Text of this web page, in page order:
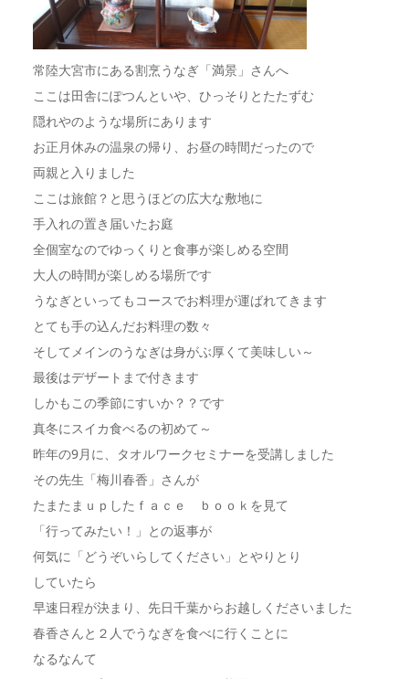
常陸大宮市にある割烹うなぎ「満景」さんへ
ここは田舎にぽつんといや、ひっそりとたたずむ
隠れやのような場所にあります
お正月休みの温泉の帰り、お昼の時間だったので
両親と入りました
ここは旅館？と思うほどの広大な敷地に
手入れの置き届いたお庭
全個室なのでゆっくりと食事が楽しめる空間
大人の時間が楽しめる場所です
うなぎといってもコースでお料理が運ばれてきます
とても手の込んだお料理の数々
そしてメインのうなぎは身がぶ厚くて美味しい～
最後はデザートまで付きます
しかもこの季節にすいか？？です
真冬にスイカ食べるの初めて～
昨年の9月に、タオルワークセミナーを受講しました
その先生「梅川春香」さんが
たまたまｕｐしたｆａｃｅ ｂｏｏｋを見て
「行ってみたい！」との返事が
何気に「どうぞいらしてください」とやりとり
していたら
早速日程が決まり、先日千葉からお越しくださいました
春香さんと２人でうなぎを食べに行くことに
なるなんて